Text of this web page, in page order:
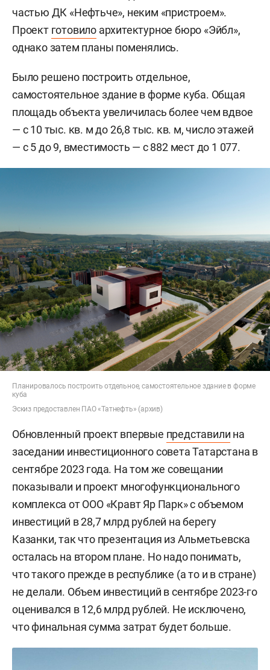
частью ДК «Нефтьче», неким «пристроем».
Проект готовило архитектурное бюро «Эйбл»,
однако затем планы поменялись.
Было решено построить отдельное,
самостоятельное здание в форме куба. Общая
площадь объекта увеличилась более чем вдвое
— с 10 тыс. кв. м до 26,8 тыс. кв. м, число этажей
— с 5 до 9, вместимость — с 882 мест до 1 077.
Планировалось построить отдельное, самостоятельное здание в форме
куба
Эскиз предоставлен ПАО «Татнефть» (архив)
Обновленный проект впервые представили на
заседании инвестиционного совета Татарстана в
сентябре 2023 года. На том же совещании
показывали и проект многофункционального
комплекса от ООО «Кравт Яр Парк» с объемом
инвестиций в 28,7 млрд рублей на берегу
Казанки, так что презентация из Альметьевска
осталась на втором плане. Но надо понимать,
что такого прежде в республике (а то и в стране)
не делали. Объем инвестиций в сентябре 2023-го
оценивался в 12,6 млрд рублей. Не исключено,
что финальная сумма затрат будет больше.